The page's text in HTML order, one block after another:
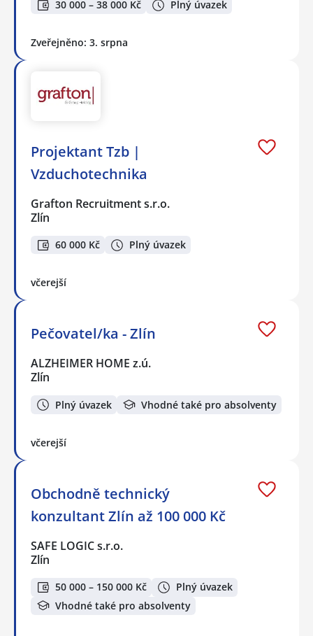
30 000 – 38 000 Kč Plný úvazek
Zveřejněno: 3. srpna
Projektant Tzb |
Vzduchotechnika
Grafton Recruitment s.r.o.
Zlín
60 000 Kč Plný úvazek
včerejší
Pečovatel/ka - Zlín
ALZHEIMER HOME z.ú.
Zlín
Plný úvazek Vhodné také pro absolventy
včerejší
Obchodně technický
konzultant Zlín až 100 000 Kč
SAFE LOGIC s.r.o.
Zlín
50 000 – 150 000 Kč
Plný úvazek
Vhodné také pro absolventy